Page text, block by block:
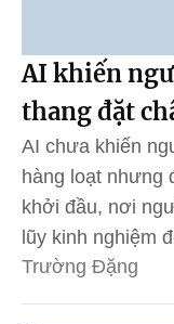
AI khiến
thang đặt
AI chưa khiến
hàng loạt nhưng
khởi đầu, nơi
lũy kinh nghiệm
Trường Đặng